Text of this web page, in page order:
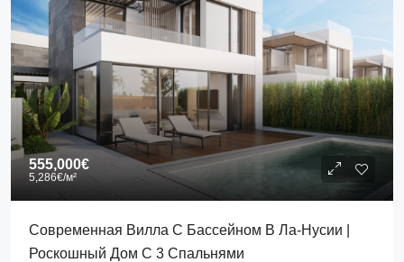
555,000€
5,286€/м²
Современная Вилла С Бассейном В Ла-Нусии |
Роскошный Дом С 3 Спальнями